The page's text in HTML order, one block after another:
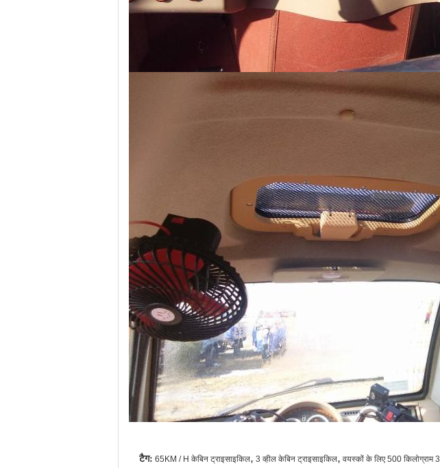
टैग: 65KM / H केबिन ट्राइसाइकिल, 3 व्हील केबिन ट्राइसाइकिल, वयस्कों के लिए 500 किलोग्राम 3